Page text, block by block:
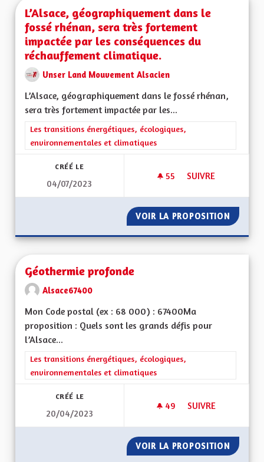
L’Alsace, géographiquement dans le
fossé rhénan, sera très fortement
impactée par les conséquences du
réchauffement climatique.
Unser Land Mouvement Alsacien
L’Alsace, géographiquement dans le fossé rhénan,
sera très fortement impactée par les...
Filtrer les résultats de la catégorie : Les transitions
Les transitions énergétiques, écologiques,
environnementales et climatiques
CRÉÉ LE
04/07/2023
55 55 ABONNÉS
SUIVRE
VOIR LA PROPOSITION
Géothermie profonde
Alsace67400
Mon Code postal (ex : 68 000) : 67400Ma
proposition : Quels sont les grands défis pour
l’Alsace...
Filtrer les résultats de la catégorie : Les transitions
Les transitions énergétiques, écologiques,
environnementales et climatiques
CRÉÉ LE
20/04/2023
49 49 ABONNÉS
SUIVRE
VOIR LA PROPOSITION